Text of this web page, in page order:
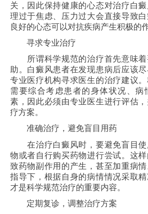
关，因此保持健康的心态对治疗白
理过于焦虑、压力过大会直接导致
良好的心态可以对抗疾病产生积极的作
寻求专业治疗
所谓科学规范的治疗首先意味着
助。白癜风患者在发现患病后应该
专业医疗机构寻求医生的治疗建议
需要综合考虑患者的身体状况、病
素，因此必须由专业医生进行评估
疗方案。
准确治疗，避免盲目用药
在治疗白癜风时，要避免盲目使
物或者自行购买药物进行尝试。这
致药物副作用的产生，甚至加重病
指导下，根据自身的病情情况采取精
才是科学规范治疗的重要内容。
定期复诊，调整治疗方案